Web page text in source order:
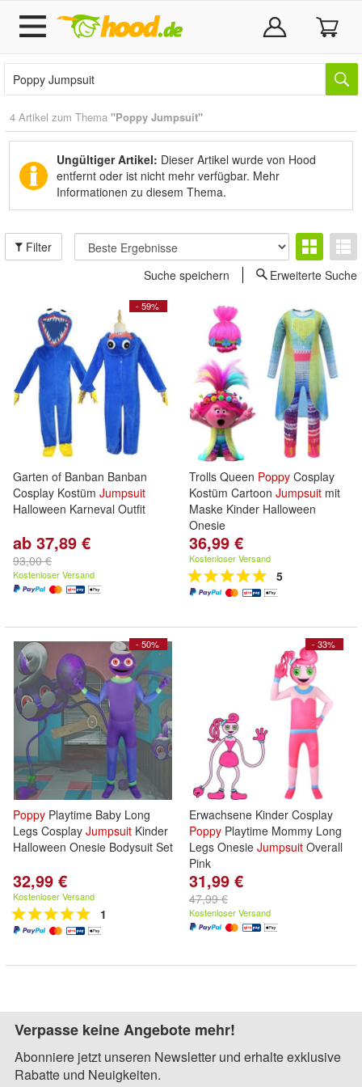
4 Artikel zum Thema "Poppy Jumpsuit"
Ungültiger Artikel: Dieser Artikel wurde von Hood
entfernt oder ist nicht mehr verfügbar. Mehr
Informationen zu diesem Thema.
Filter
Suche speichern
Erweiterte Suche
- 59%
Garten of Banban Banban
Cosplay Kostüm Jumpsuit
Halloween Karneval Outfit
ab 37,89 €
93,00 €
Kostenloser Versand
Trolls Queen Poppy Cosplay
Kostüm Cartoon Jumpsuit mit
Maske Kinder Halloween
Onesie
36,99 €
Kostenloser Versand
5
- 50%
Poppy Playtime Baby Long
Legs Cosplay Jumpsuit Kinder
Halloween Onesie Bodysuit Set
32,99 €
Kostenloser Versand
1
- 33%
Erwachsene Kinder Cosplay
Poppy Playtime Mommy Long
Legs Onesie Jumpsuit Overall
Pink
31,99 €
47,99 €
Kostenloser Versand
Verpasse keine Angebote mehr!
Abonniere jetzt unseren Newsletter und erhalte exklusive
Rabatte und Neuigkeiten.